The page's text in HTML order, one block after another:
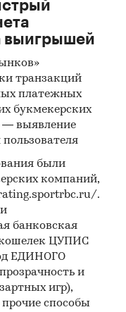
и анализ
источников,
и
и не является
/ ... /
/ ... /
выигрышей
транзакций
платежных
букмекерских
— выявление
были
компаний,
.
банковская
кошелек ЦУПИС
ЕДИНОГО
и
игр),
способы